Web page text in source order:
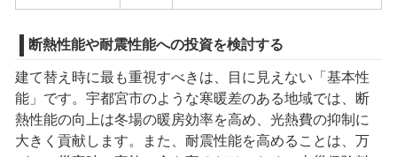
断熱性能や耐震性能への投資を検討する
建て替え時に最も重視すべきは、目に見えない「基本性
能」です。宇都宮市のような寒暖差のある地域では、断
熱性能の向上は冬場の暖房効率を高め、光熱費の抑制に
大きく貢献します。また、耐震性能を高めることは、万